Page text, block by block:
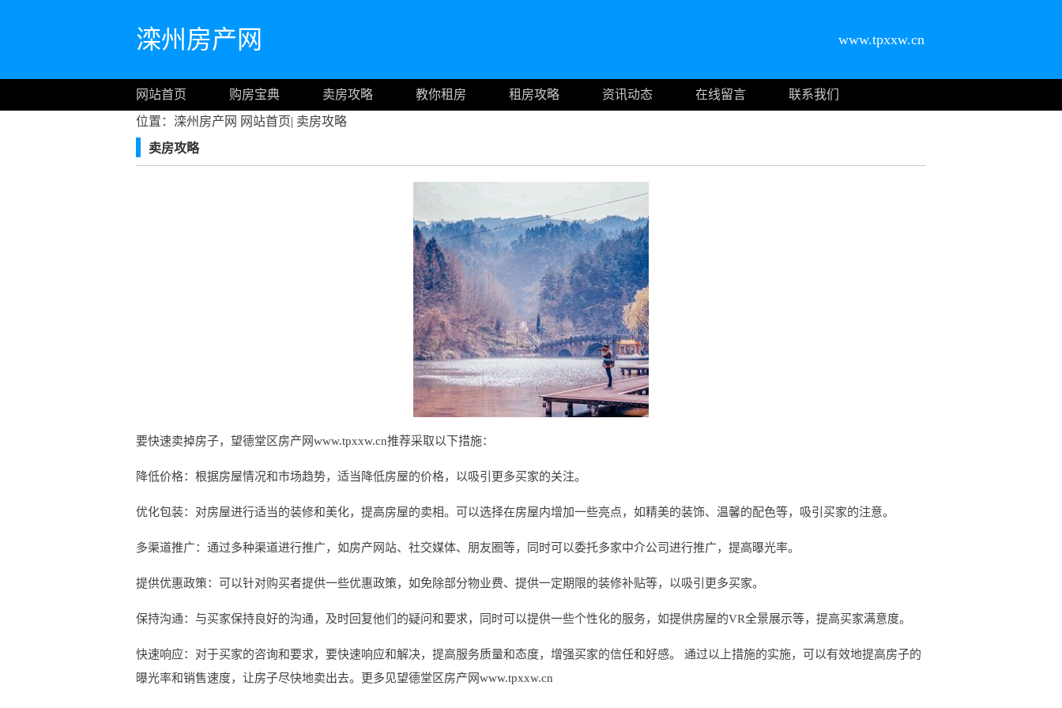
滦州房产网 www.tpxxw.cn
网站首页 购房宝典 卖房攻略 教你租房 租房攻略 资讯动态 在线留言
联系我们
位置：滦州房产网 网站首页| 卖房攻略
卖房攻略
要快速卖掉房子，望德堂区房产网www.tpxxw.cn推荐采取以下措施：
降低价格：根据房屋情况和市场趋势，适当降低房屋的价格，以吸引更多买家的关注。
优化包装：对房屋进行适当的装修和美化，提高房屋的卖相。可以选择在房屋内增加一些亮点，如精美的装饰、温馨的配色等，吸引买家的注意。
多渠道推广：通过多种渠道进行推广，如房产网站、社交媒体、朋友圈等，同时可以委托多家中介公司进行推广，提高曝光率。
提供优惠政策：可以针对购买者提供一些优惠政策，如免除部分物业费、提供一定期限的装修补贴等，以吸引更多买家。
保持沟通：与买家保持良好的沟通，及时回复他们的疑问和要求，同时可以提供一些个性化的服务，如提供房屋的VR全景展示等，提高买家满意度。
快速响应：对于买家的咨询和要求，要快速响应和解决，提高服务质量和态度，增强买家的信任和好感。 通过以上措施的实施，可以有效地提高房子的
曝光率和销售速度，让房子尽快地卖出去。更多见望德堂区房产网www.tpxxw.cn